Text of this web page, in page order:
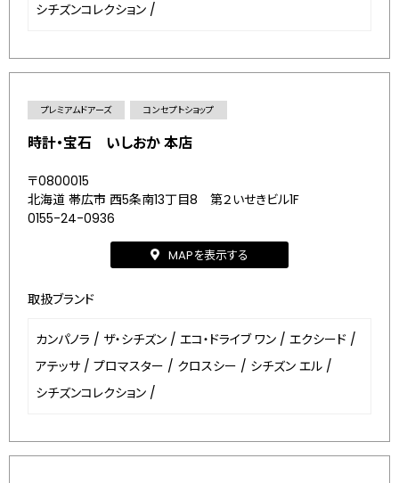
シチズンコレクション /
プレミアムドアーズ コンセプトショップ
時計・宝石 いしおか 本店
〒0800015
北海道 帯広市 西5条南13丁目8 第２いせきビル1F
0155-24-0936
MAPを表示する
取扱ブランド
カンパノラ / ザ・シチズン / エコ・ドライブ ワン / エクシード /
アテッサ / プロマスター / クロスシー / シチズン エル /
シチズンコレクション /